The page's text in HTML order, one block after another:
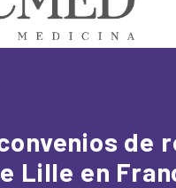
de
Lille en